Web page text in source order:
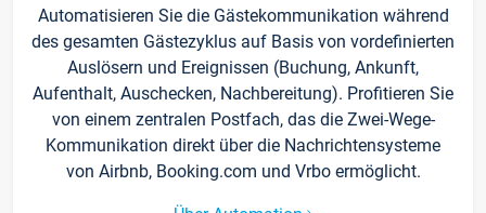
Automatisieren Sie die Gästekommunikation während
des gesamten Gästezyklus auf Basis von vordefinierten
Auslösern und Ereignissen (Buchung, Ankunft,
Aufenthalt, Auschecken, Nachbereitung). Profitieren Sie
von einem zentralen Postfach, das die Zwei-Wege-
Kommunikation direkt über die Nachrichtensysteme
von Airbnb, Booking.com und Vrbo ermöglicht.